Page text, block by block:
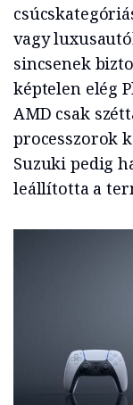
vagy
sincsenek
képtelen elég
AMD csak
processzorok
Suzuki pedig
leállította a